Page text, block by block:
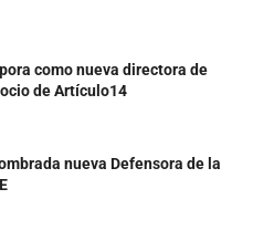
como nueva directora de
de Artículo14
nueva Defensora de la